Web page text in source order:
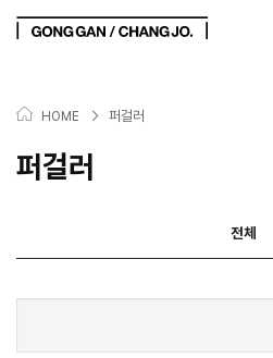
HOME > 퍼걸러
퍼걸러
전체